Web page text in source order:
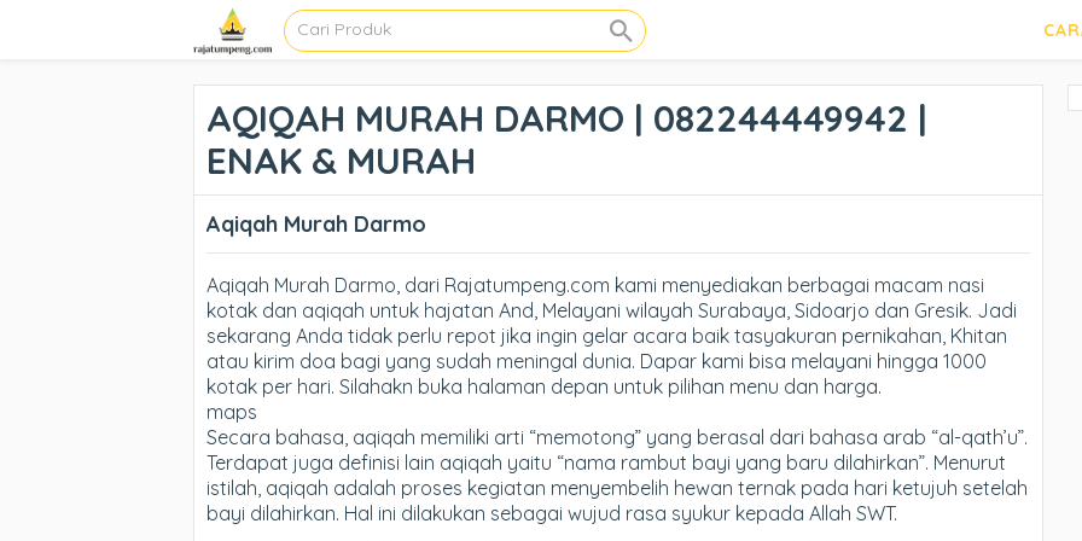
AQIQAH MURAH DARMO | 082244449942 |
ENAK & MURAH
Aqiqah Murah Darmo
Aqiqah Murah Darmo, dari Rajatumpeng.com kami menyediakan berbagai macam nasi
kotak dan aqiqah untuk hajatan And, Melayani wilayah Surabaya, Sidoarjo dan Gresik. Jadi
sekarang Anda tidak perlu repot jika ingin gelar acara baik tasyakuran pernikahan, Khitan
atau kirim doa bagi yang sudah meningal dunia. Dapar kami bisa melayani hingga 1000
kotak per hari. Silahakn buka halaman depan untuk pilihan menu dan harga.
maps
Secara bahasa, aqiqah memiliki arti “memotong” yang berasal dari bahasa arab “al-qath’u”.
Terdapat juga definisi lain aqiqah yaitu “nama rambut bayi yang baru dilahirkan”. Menurut
istilah, aqiqah adalah proses kegiatan menyembelih hewan ternak pada hari ketujuh setelah
bayi dilahirkan. Hal ini dilakukan sebagai wujud rasa syukur kepada Allah SWT.